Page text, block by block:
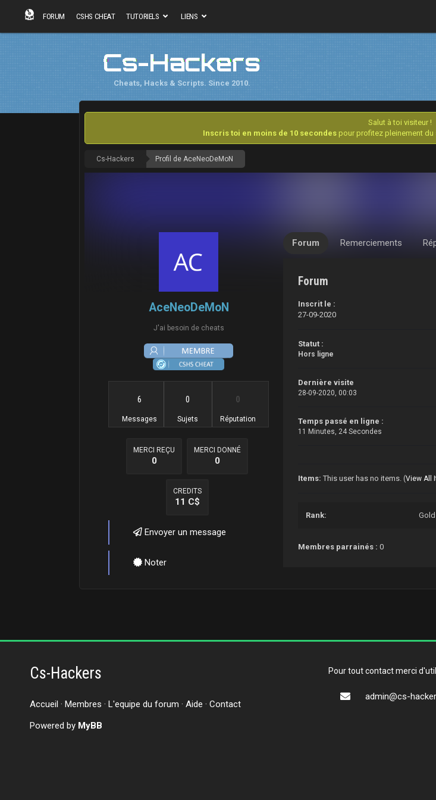
FORUM CSHS CHEAT TUTORIELS LIENS
Cs-Hackers
Cheats, Hacks & Scripts. Since 2010.
Salut à toi visiteur !
Inscris toi en moins de 10 secondes pour profitez pleinement du
Cs-Hackers Profil de AceNeoDeMoN
AceNeoDeMoN
J'ai besoin de cheats
6
Messages
0
Sujets
0
Réputation
MERCI REÇU
0
MERCI DONNÉ
0
CREDITS
11 C$
Envoyer un message
Noter
Forum Remerciements
Forum
Inscrit le :
27-09-2020
Statut :
Hors ligne
Dernière visite
28-09-2020, 00:03
Temps passé en ligne :
11 Minutes, 24 Secondes
Items: This user has no items. (View All
Rank:
Membres parrainés :0
Cs-Hackers
Accueil · Membres · L'equipe du forum · Aide · Contact
Powered by MyBB
Pour tout contact merci
admin@cs-